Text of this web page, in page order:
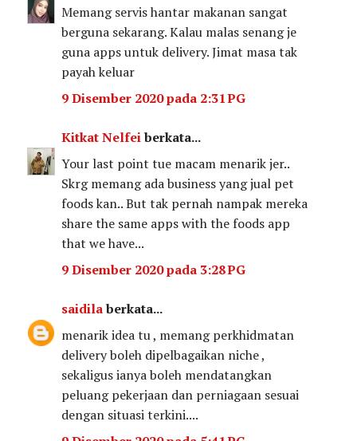
Memang servis hantar makanan sangat
berguna sekarang. Kalau malas senang je
guna apps untuk delivery. Jimat masa tak
payah keluar
9 Disember 2020 pada 2:31 PG
Kitkat Nelfeiberkata...
Your last point tue macam menarik jer..
Skrg memang ada business yang jual pet
foods kan.. But tak pernah nampak mereka
share the same apps with the foods app
that we have...
9 Disember 2020 pada 3:28 PG
saidilaberkata...
menarik idea tu , memang perkhidmatan
delivery boleh dipelbagaikan niche ,
sekaligus ianya boleh mendatangkan
peluang pekerjaan dan perniagaan sesuai
dengan situasi terkini....